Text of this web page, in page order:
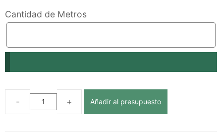
Cantidad de Metros
VALLADO
ECOLÓGICO
Añadir al presupuesto